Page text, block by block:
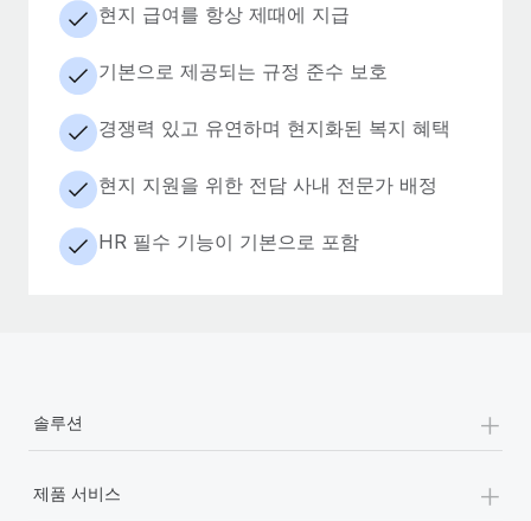
현지 급여를 항상 제때에 지급
기본으로 제공되는 규정 준수 보호
경쟁력 있고 유연하며 현지화된 복지 혜택
현지 지원을 위한 전담 사내 전문가 배정
HR 필수 기능이 기본으로 포함
솔루션 +
제품 서비스 +